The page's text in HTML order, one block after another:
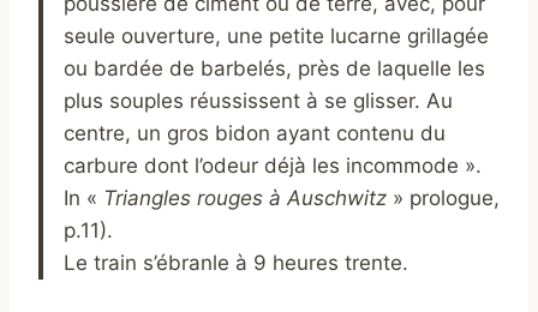
seule ouverture, une petite lucarne grillagée
ou bardée de barbelés, près de laquelle les
plus souples réussissent à se glisser. Au
centre, un gros bidon ayant contenu du
carbure dont l’odeur déjà les incommode ».
In « Triangles rouges à Auschwitz » prologue,
p.11).
Le train s’ébranle à 9 heures trente.